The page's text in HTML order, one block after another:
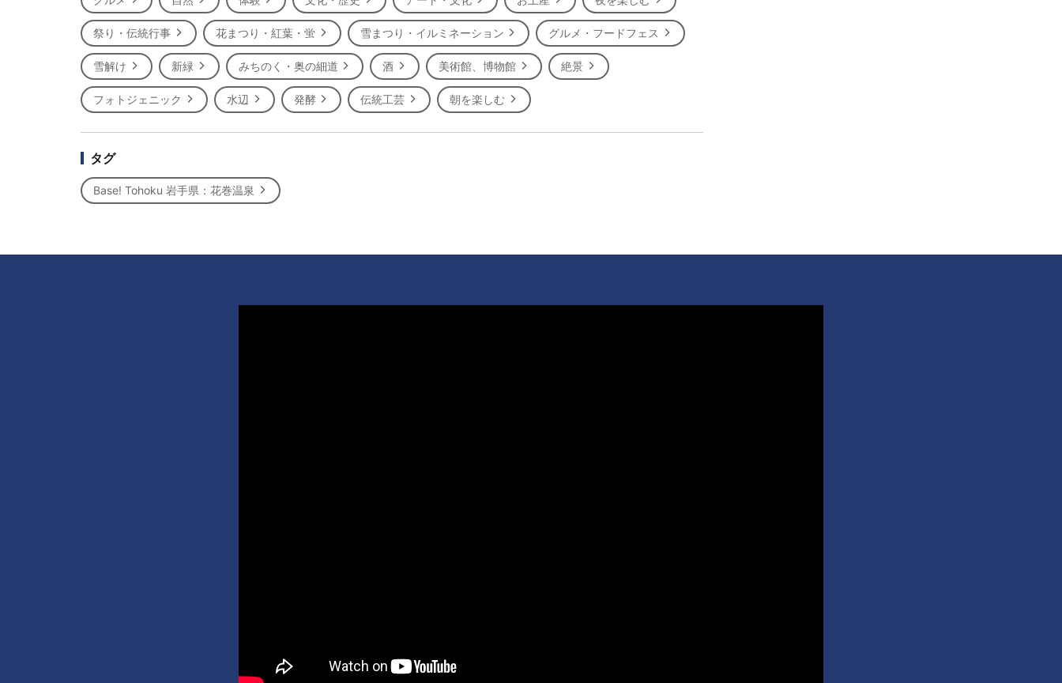
祭り・伝統行事 花まつり・紅葉・蛍 雪まつり・イルミネーション グルメ・フードフェス
雪解け 新緑 みちのく・奥の細道 酒 美術館、博物館 絶景
フォトジェニック 水辺 発酵 伝統工芸 朝を楽しむ
タグ
Base! Tohoku 岩手県：花巻温泉